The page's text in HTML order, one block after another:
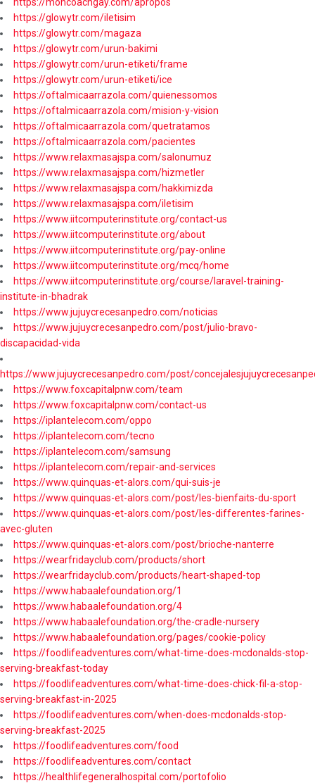
https://glowytr.com/iletisim
https://glowytr.com/magaza
https://glowytr.com/urun-bakimi
https://glowytr.com/urun-etiketi/frame
https://glowytr.com/urun-etiketi/ice
https://oftalmicaarrazola.com/quienessomos
https://oftalmicaarrazola.com/mision-y-vision
https://oftalmicaarrazola.com/quetratamos
https://oftalmicaarrazola.com/pacientes
https://www.relaxmasajspa.com/salonumuz
https://www.relaxmasajspa.com/hizmetler
https://www.relaxmasajspa.com/hakkimizda
https://www.relaxmasajspa.com/iletisim
https://www.iitcomputerinstitute.org/contact-us
https://www.iitcomputerinstitute.org/about
https://www.iitcomputerinstitute.org/pay-online
https://www.iitcomputerinstitute.org/mcq/home
https://www.iitcomputerinstitute.org/course/laravel-training-
institute-in-bhadrak
https://www.jujuycrecesanpedro.com/noticias
https://www.jujuycrecesanpedro.com/post/julio-bravo-
discapacidad-vida
https://www.jujuycrecesanpedro.com/post/
https://www.foxcapitalpnw.com/team
https://www.foxcapitalpnw.com/contact-us
https://iplantelecom.com/oppo
https://iplantelecom.com/tecno
https://iplantelecom.com/samsung
https://iplantelecom.com/repair-and-services
https://www.quinquas-et-alors.com/qui-suis-je
https://www.quinquas-et-alors.com/post/les-bienfaits-du-sport
https://www.quinquas-et-alors.com/post/les-differentes-farines-
avec-gluten
https://www.quinquas-et-alors.com/post/brioche-nanterre
https://wearfridayclub.com/products/short
https://wearfridayclub.com/products/heart-shaped-top
https://www.habaalefoundation.org/1
https://www.habaalefoundation.org/4
https://www.habaalefoundation.org/the-cradle-nursery
https://www.habaalefoundation.org/pages/cookie-policy
https://foodlifeadventures.com/what-time-does-mcdonalds-stop-
serving-breakfast-today
https://foodlifeadventures.com/what-time-does-chick-fil-a-stop-
serving-breakfast-in-2025
https://foodlifeadventures.com/when-does-mcdonalds-stop-
serving-breakfast-2025
https://foodlifeadventures.com/food
https://foodlifeadventures.com/contact
https://healthlifegeneralhospital.com/portofolio